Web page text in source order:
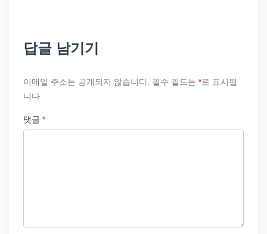
답글 남기기
이메일 주소는 공개되지 않습니다. 필수 필드는 *로 표시됩
니다
댓글 *